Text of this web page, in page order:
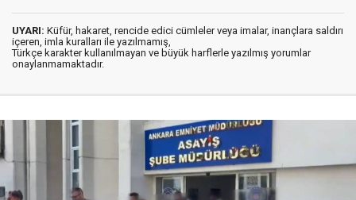
UYARI: Küfür, hakaret, rencide edici cümleler veya imalar, inançlara saldırı
içeren, imla kuralları ile yazılmamış,
Türkçe karakter kullanılmayan ve büyük harflerle yazılmış yorumlar
onaylanmamaktadır.